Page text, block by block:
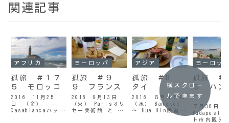
関連記事
アフリカ
孤旅 ＃１７
５ モロッコ
2016 11月25
日 （金）
Casablancaハッサ
ヨーロッパ
孤旅 ＃９
９ フランス
2016 9月13日
（火） Parisオリ
セー美術館 と モ
アジア
孤旅 ＃8
タイ
2016 ６月１５日
（水） Bangkok
～ Hua Hin鉄道で
の旅昨晩イシダと
ヨーロッ
孤旅 ＃
３ ハン
ー
７月30日（
Budapestブ
ト市内観光
横スクロー
ルできます